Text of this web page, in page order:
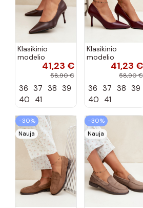
Klasikinio
modelio
aukštakulniai
šokolado
spalvos Nesha
41,23 €
58,90 €
36 37 38 39
40 41
Klasikinio
modelio
aukštakulniai
bordo spalvos
Nesha
41,23 €
58,90 €
36 37 38 39
40 41
−30%
Nauja
−30%
Nauja